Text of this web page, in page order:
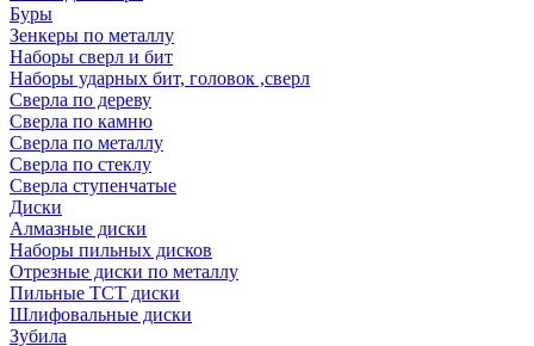
Буры
Зенкеры по металлу
Наборы сверл и бит
Наборы ударных бит, головок ,сверл
Сверла по дереву
Сверла по камню
Сверла по металлу
Сверла по стеклу
Сверла ступенчатые
Диски
Алмазные диски
Наборы пильных дисков
Отрезные диски по металлу
Пильные TCT диски
Шлифовальные диски
Зубила